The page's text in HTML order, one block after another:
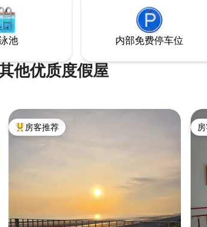
池 内部免费停车位
他优质度假屋
热门「房客推荐」
房客推荐